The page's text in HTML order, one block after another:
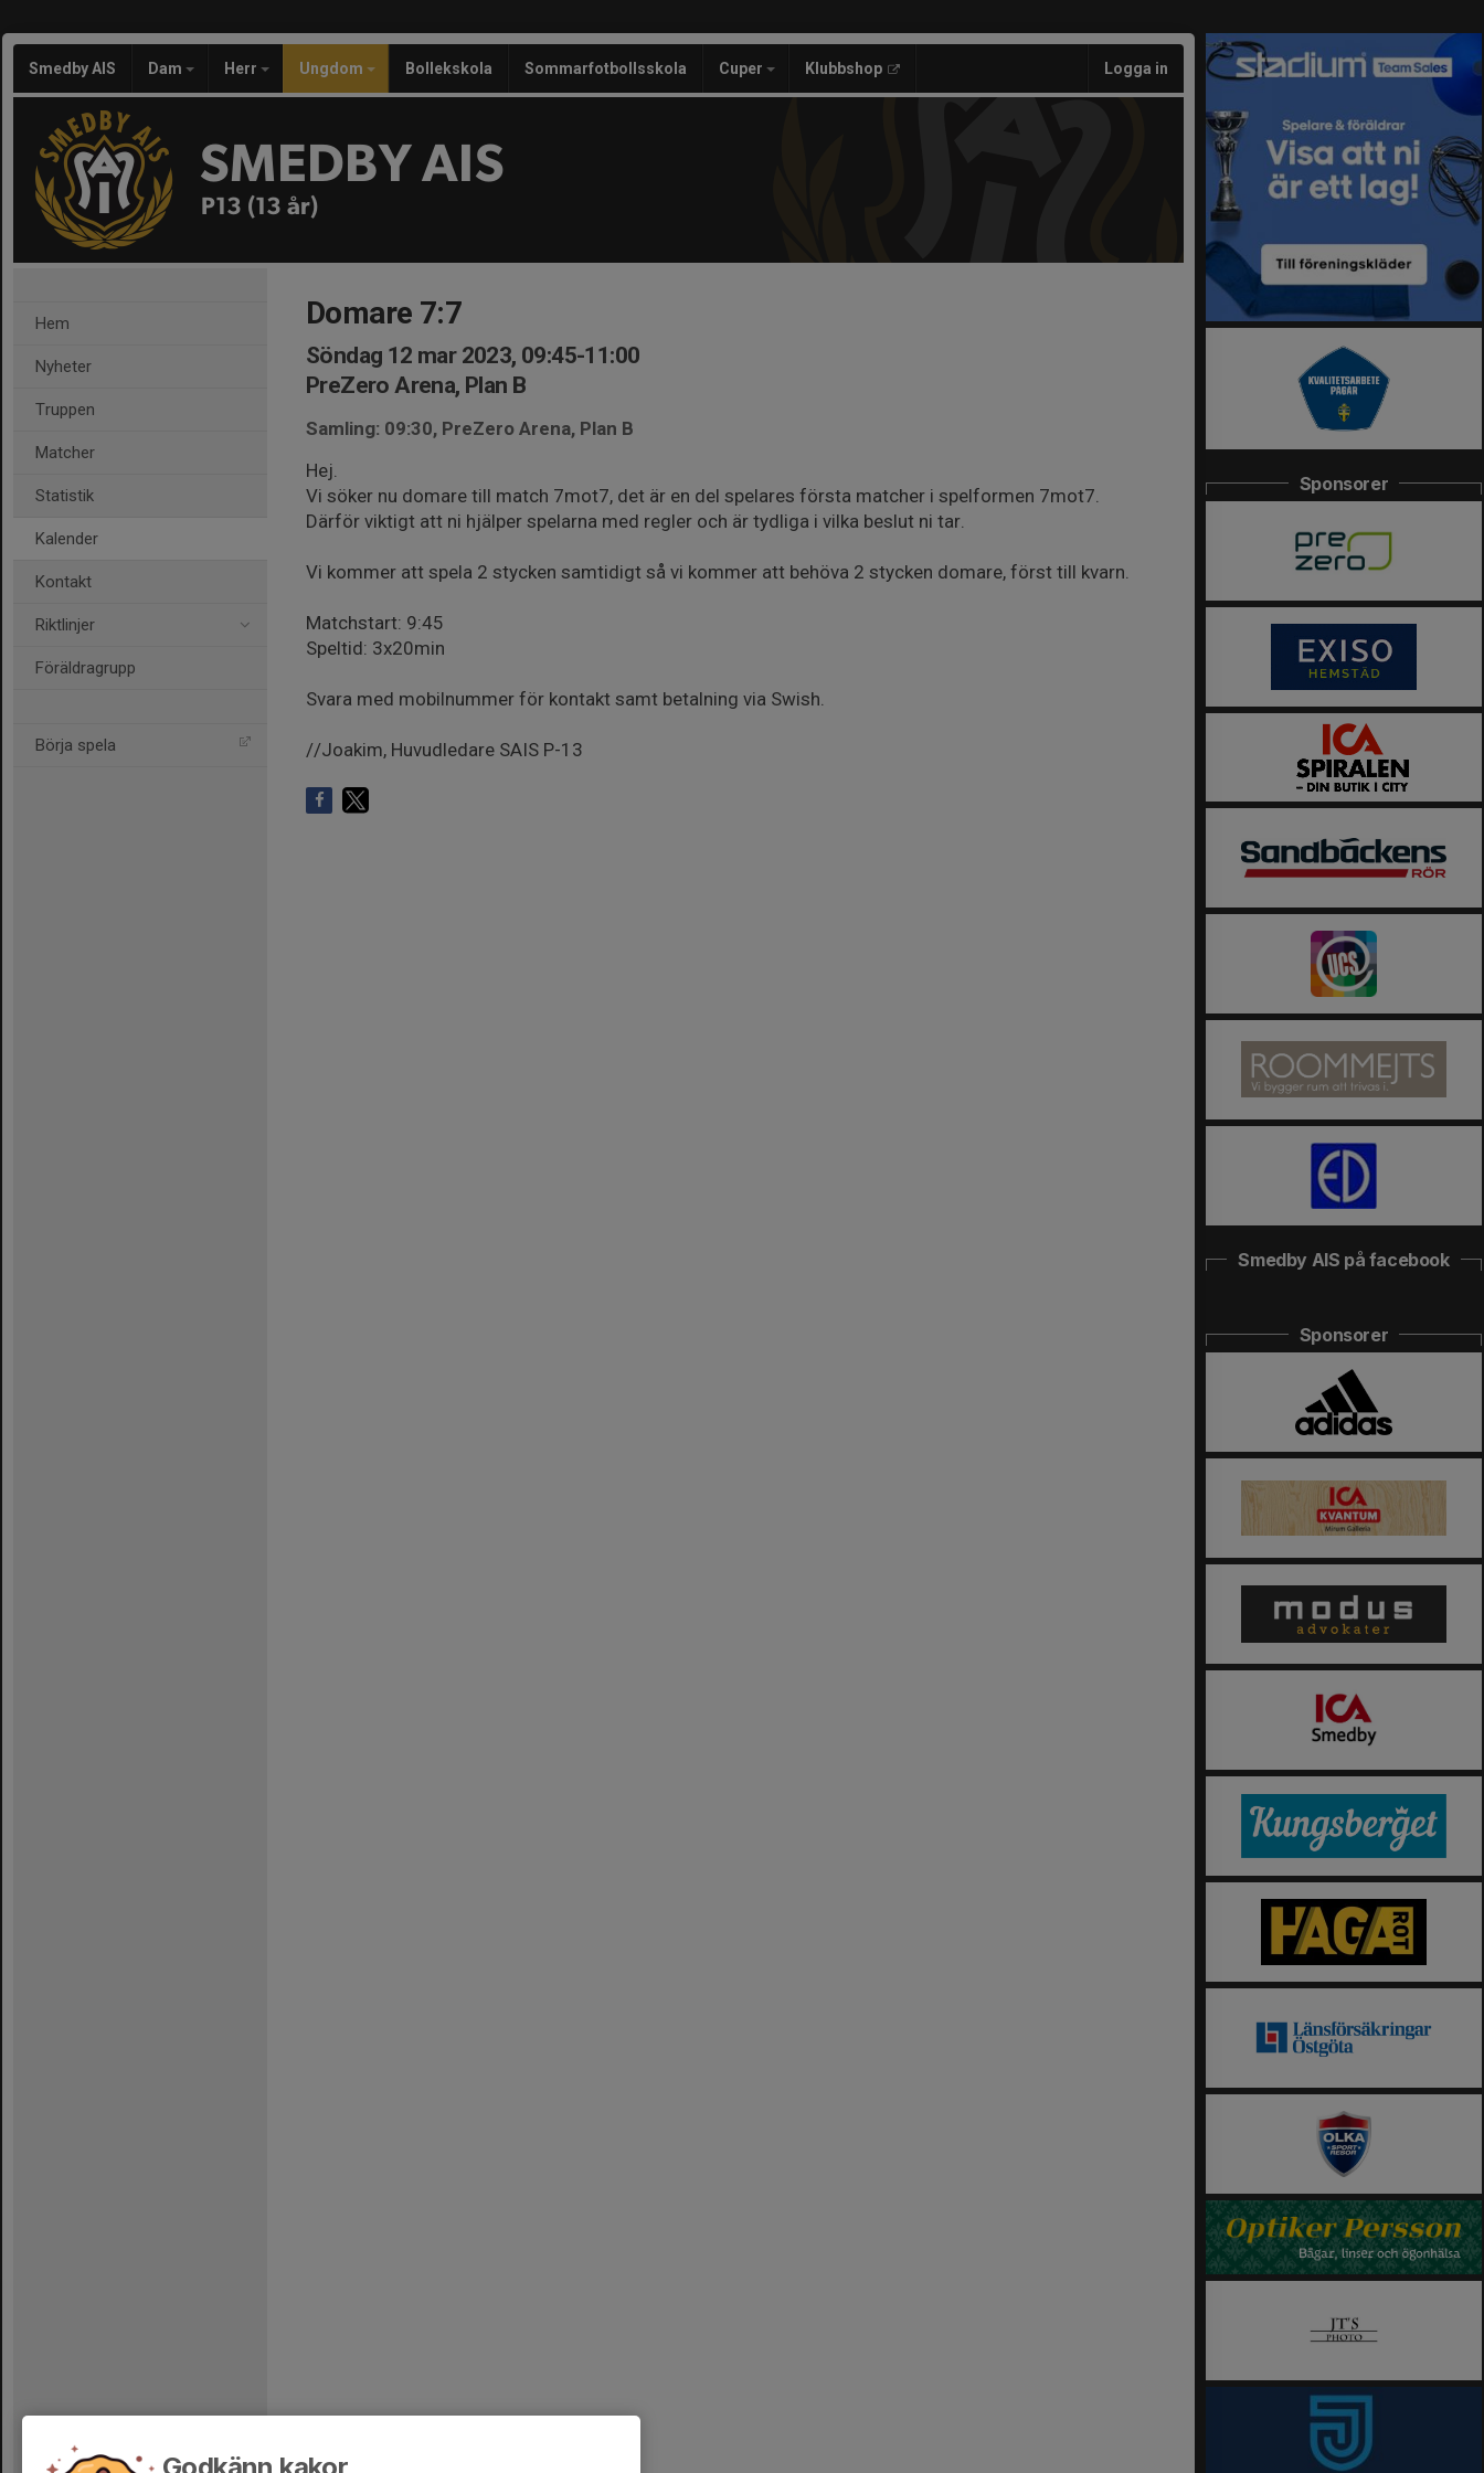
Smedby AIS Dam Herr Ungdom Bollekskola Sommarfotbollsskola Cuper Klubbshop Logga in
SMEDBY AIS
P13 (13 år)
Hem
Nyheter
Truppen
Matcher
Statistik
Kalender
Kontakt
Riktlinjer
Föräldragrupp
Börja spela
Domare 7:7
Söndag 12 mar 2023, 09:45-11:00
PreZero Arena, Plan B
Samling: 09:30, PreZero Arena, Plan B
Hej.
Vi söker nu domare till match 7mot7, det är en del spelares första matcher i spelformen 7mot7.
Därför viktigt att ni hjälper spelarna med regler och är tydliga i vilka beslut ni tar.
Vi kommer att spela 2 stycken samtidigt så vi kommer att behöva 2 stycken domare, först till kvarn.
Matchstart: 9:45
Speltid: 3x20min
Svara med mobilnummer för kontakt samt betalning via Swish.
//Joakim, Huvudledare SAIS P-13
Sponsorer
Smedby AIS på facebook
Sponsorer